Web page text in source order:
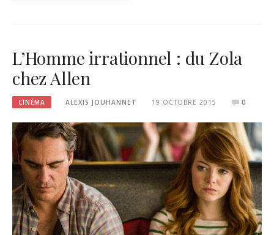
L’Homme irrationnel : du Zola
chez Allen
CINÉMA ALEXIS JOUHANNET 19 OCTOBRE 2015 0